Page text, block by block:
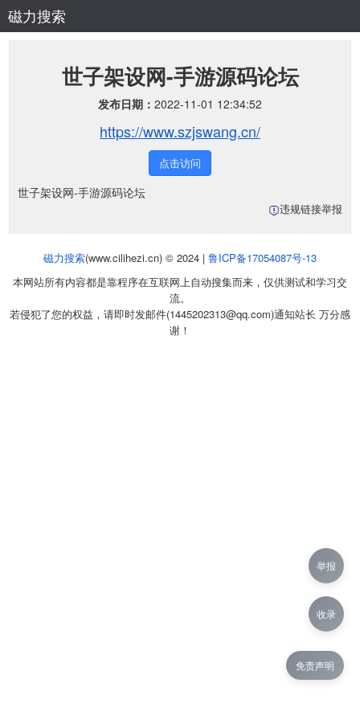
磁力搜索
世子架设网-手游源码论坛
发布日期： 2022-11-01 12:34:52
https://www.szjswang.cn/
点击访问
世子架设网-手游源码论坛
违规链接举报
磁力搜索(www.cilihezi.cn) © 2024 | 鲁ICP备17054087号-13
本网站所有内容都是靠程序在互联网上自动搜集而来，仅供测试和学习交
流。
若侵犯了您的权益，请即时发邮件(1445202313@qq.com)通知站长 万分感
谢！
免责声明
举报
收录